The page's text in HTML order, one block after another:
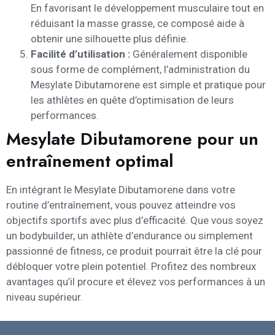
En favorisant le développement musculaire tout en
réduisant la masse grasse, ce composé aide à
obtenir une silhouette plus définie.
Facilité d’utilisation : Généralement disponible
sous forme de complément, l’administration du
Mesylate Dibutamorene est simple et pratique pour
les athlètes en quête d’optimisation de leurs
performances.
Mesylate Dibutamorene pour un
entraînement optimal
En intégrant le Mesylate Dibutamorene dans votre
routine d’entraînement, vous pouvez atteindre vos
objectifs sportifs avec plus d’efficacité. Que vous soyez
un bodybuilder, un athlète d’endurance ou simplement
passionné de fitness, ce produit pourrait être la clé pour
débloquer votre plein potentiel. Profitez des nombreux
avantages qu’il procure et élevez vos performances à un
niveau supérieur.